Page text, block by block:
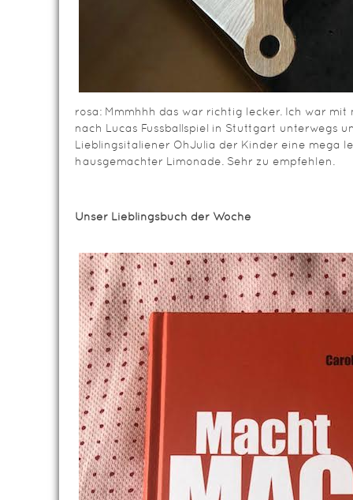
rosa: Mmmhhh das war richtig lecker. Ich war
nach Lucas Fussballspiel in Stuttgart unterwegs
Lieblingsitaliener OhJulia der Kinder eine mega
hausgemachter Limonade. Sehr zu empfehlen.
Unser Lieblingsbuch der Woche